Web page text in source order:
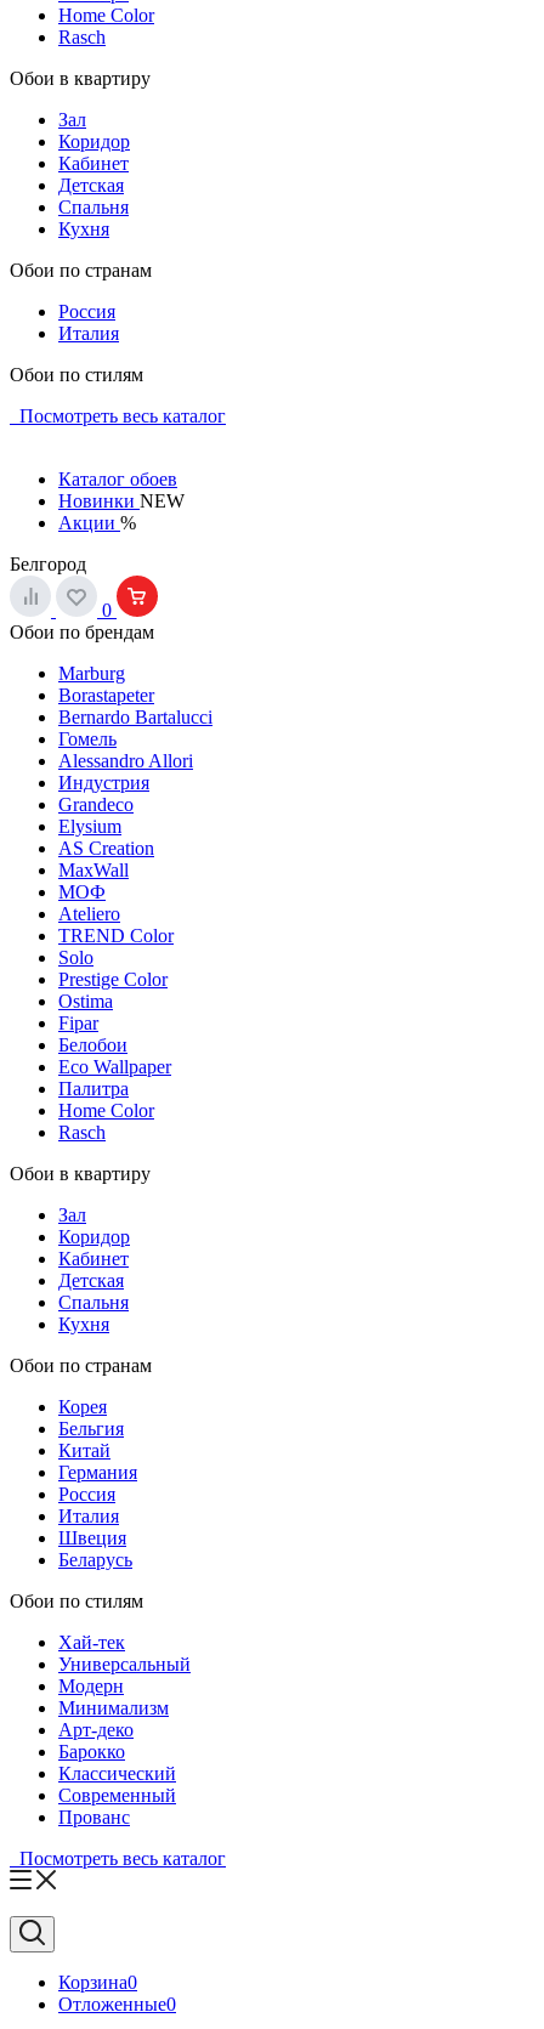
Home Color
Rasch
Обои в квартиру
Зал
Коридор
Кабинет
Детская
Спальня
Кухня
Обои по странам
Россия
Италия
Обои по стилям
Посмотреть весь каталог
Каталог обоев
Новинки NEW
Акции %
Белгород
0
Обои по брендам
Marburg
Borastapeter
Bernardo Bartalucci
Гомель
Alessandro Allori
Индустрия
Grandeco
Elysium
AS Creation
MaxWall
МОФ
Ateliero
TREND Color
Solo
Prestige Color
Ostima
Fipar
Белобои
Eco Wallpaper
Палитра
Home Color
Rasch
Обои в квартиру
Зал
Коридор
Кабинет
Детская
Спальня
Кухня
Обои по странам
Корея
Бельгия
Китай
Германия
Россия
Италия
Швеция
Беларусь
Обои по стилям
Хай-тек
Универсальный
Модерн
Минимализм
Арт-деко
Барокко
Классический
Современный
Прованс
Посмотреть весь каталог
Корзина0
Отложенные0